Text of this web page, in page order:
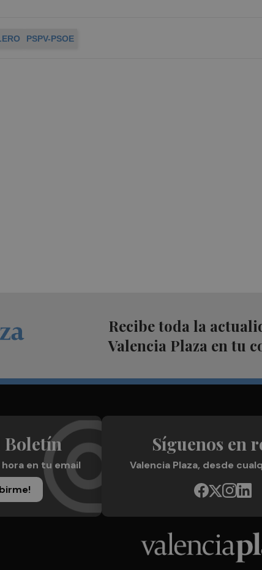
PSPV-PSOE
Recibe toda la
Valencia Plaza en tu
Boletín
en tu email
Síguenos en
Valencia Plaza, desde